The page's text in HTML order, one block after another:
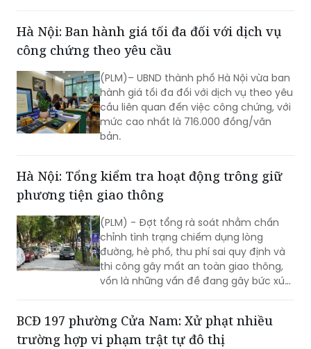
Hà Nội: Ban hành giá tối đa đối với dịch vụ
công chứng theo yêu cầu
(PLM)– UBND thành phố Hà Nội vừa ban
hành giá tối đa đối với dịch vụ theo yêu
cầu liên quan đến việc công chứng, với
mức cao nhất là 716.000 đồng/văn
bản.
Hà Nội: Tổng kiểm tra hoạt động trông giữ
phương tiện giao thông
(PLM) - Đợt tổng rà soát nhằm chấn
chỉnh tình trạng chiếm dụng lòng
đường, hè phố, thu phí sai quy định và
thi công gây mất an toàn giao thông,
vốn là những vấn đề đang gây bức xúc
BCĐ 197 phường Cửa Nam: Xử phạt nhiều
trường hợp vi phạm trật tự đô thị